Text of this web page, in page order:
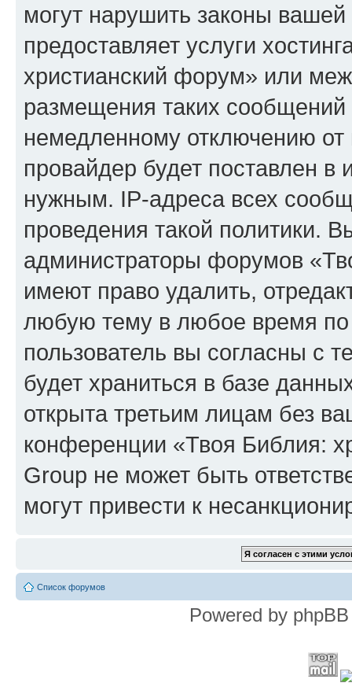
могут нарушить законы
предоставляет услуги
христианский форум» или
размещения таких
немедленному отключению
провайдер будет поставлен в
нужным. IP-адреса всех
проведения такой политики.
администраторы форумов
имеют право удалить,
любую тему в любое время
пользователь вы согласны с
будет храниться в базе
открыта третьим лицам без
конференции «Твоя Библия:
Group не может быть
могут привести к
Список форумов
Powered by